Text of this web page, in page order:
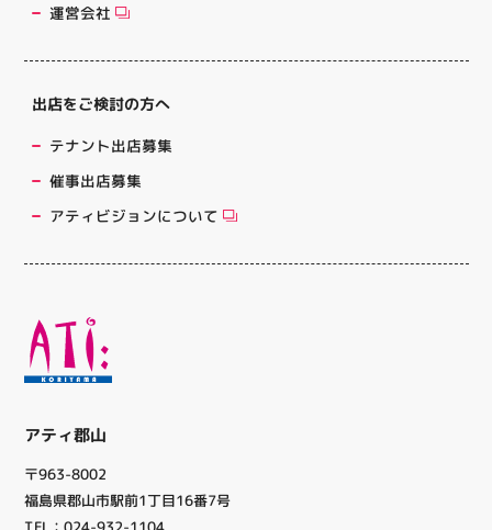
アティ郡山
〒963-8002
福島県郡山市駅前1丁目16番7号
運営会社
出店をご検討の方へ
テナント出店募集
催事出店募集
アティビジョンについて